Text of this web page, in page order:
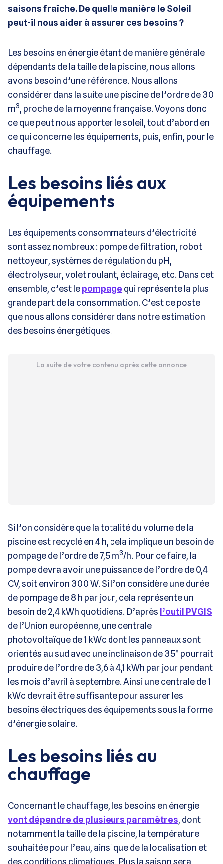
saisons fraîche. De quelle manière le Soleil
peut-il nous aider à assurer ces besoins ?
Les besoins en énergie étant de manière générale
dépendants de la taille de la piscine, nous allons
avons besoin d’une référence. Nous allons
considérer dans la suite une piscine de l’ordre de 30
m3, proche de la moyenne française. Voyons donc
ce que peut nous apporter le soleil, tout d’abord en
ce qui concerne les équipements, puis, enfin, pour le
chauffage.
Les besoins liés aux
équipements
Les équipements consommateurs d’électricité
sont assez nombreux : pompe de filtration, robot
nettoyeur, systèmes de régulation du pH,
électrolyseur, volet roulant, éclairage, etc. Dans cet
ensemble, c’est lepompage qui représente la plus
grande part de la consommation. C’est ce poste
que nous allons considérer dans notre estimation
des besoins énergétiques.
La suite de votre contenu après cette annonce
Si l’on considère que la totalité du volume de la
piscine est recyclé en 4 h, cela implique un besoin de
pompage de l’ordre de 7,5 m3/h. Pour ce faire, la
pompe devra avoir une puissance de l’ordre de 0,4
CV, soit environ 300 W. Si l’on considère une durée
de pompage de 8 h par jour, cela représente un
besoin de 2,4 kWh quotidiens. D’après l’outil PVGIS
de l’Union européenne, une centrale
photovoltaïque de 1 kWc dont les panneaux sont
orientés au sud avec une inclinaison de 35° pourrait
produire de l’ordre de 3,6 à 4,1 kWh par jour pendant
les mois d’avril à septembre. Ainsi une centrale de 1
kWc devrait être suffisante pour assurer les
besoins électriques des équipements sous la forme
d’énergie solaire.
Les besoins liés au
chauffage
Concernant le chauffage, les besoins en énergie
vont dépendre de plusieurs paramètres, dont
notamment la taille de la piscine, la température
souhaitée pour l’eau, ainsi que de la localisation et
des conditions climatiques. Plus la saison sera